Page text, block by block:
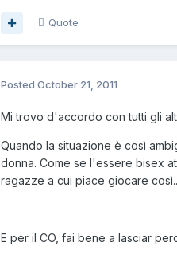
Quote
Posted October 21, 2011
Mi trovo d'accordo con tutti gli
Quando la situazione è così
donna. Come se l'essere bisex
ragazze a cui piace giocare
E per il CO, fai bene a lasciar